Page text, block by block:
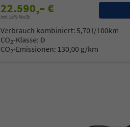
22.590,– €
incl. 19% MwSt.
Verbrauch kombiniert:5,70 l/100km
CO2-Klasse: D
CO2-Emissionen: 130,00 g/km